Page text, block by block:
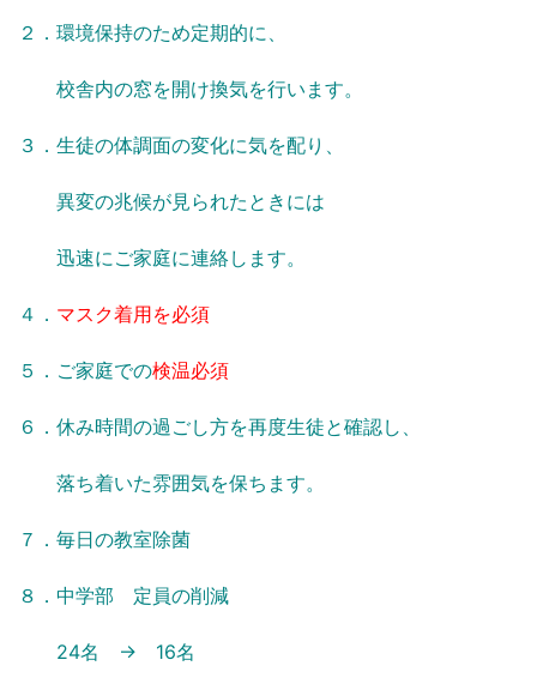
２．環境保持のため定期的に、
校舎内の窓を開け換気を行います。
３．生徒の体調面の変化に気を配り、
異変の兆候が見られたときには
迅速にご家庭に連絡します。
４． マスク着用を必須
５．ご家庭での検温必須
６．休み時間の過ごし方を再度生徒と確認し、
落ち着いた雰囲気を保ちます。
７．毎日の教室除菌
８．中学部 定員の削減
24名 → 16名